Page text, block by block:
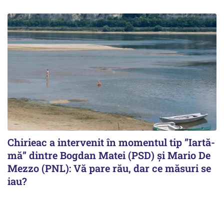
Chirieac a intervenit în momentul tip ”Iartă-
mă” dintre Bogdan Matei (PSD) și Mario De
Mezzo (PNL): Vă pare rău, dar ce măsuri se
iau?